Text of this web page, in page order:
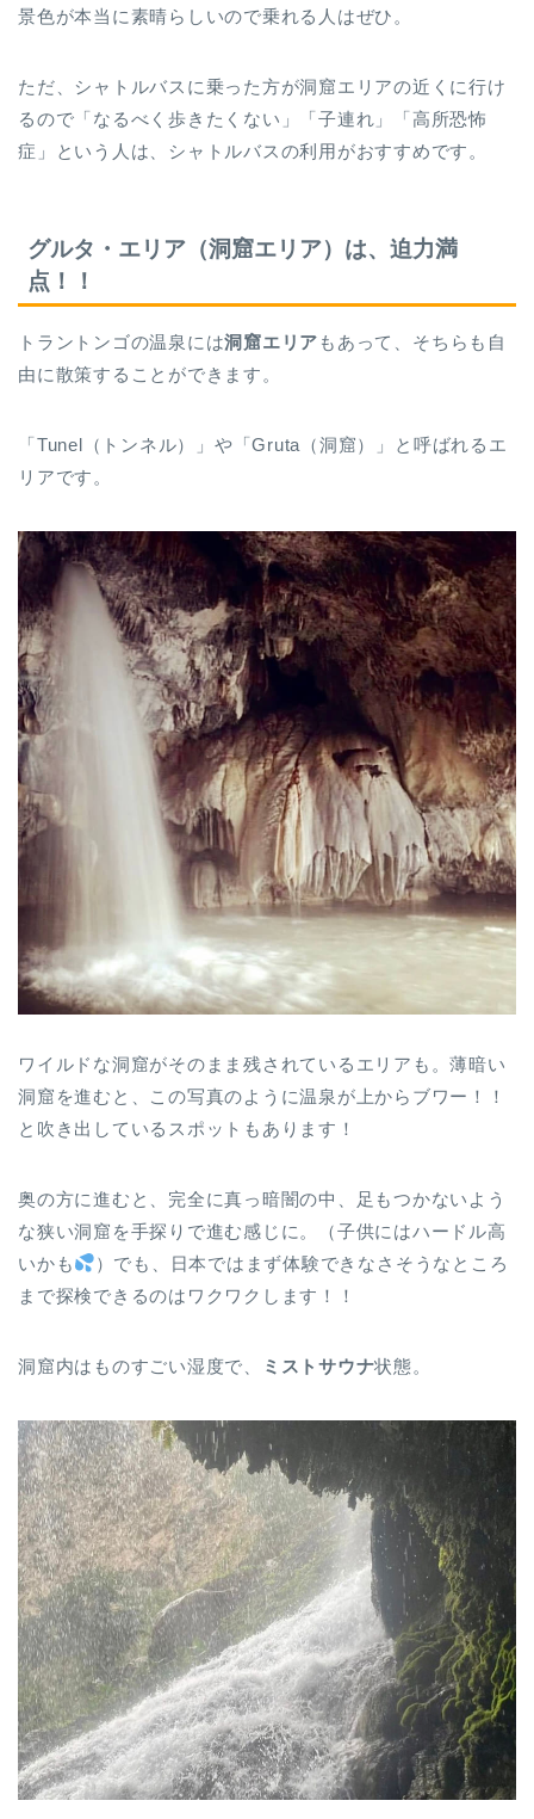
景色が本当に素晴らしいので乗れる人はぜひ。
ただ、シャトルバスに乗った方が洞窟エリアの近くに行け
るので「なるべく歩きたくない」「子連れ」「高所恐怖
症」という人は、シャトルバスの利用がおすすめです。
グルタ・エリア（洞窟エリア）は、迫力満
点！！
トラントンゴの温泉には洞窟エリア もあって、そちらも自
由に散策することができます。
「Tunel（トンネル）」や「Gruta（洞窟）」と呼ばれるエ
リアです。
ワイルドな洞窟がそのまま残されているエリアも。薄暗い
洞窟を進むと、この写真のように温泉が上からブワー！！
と吹き出しているスポットもあります！
奥の方に進むと、完全に真っ暗闇の中、足もつかないよう
な狭い洞窟を手探りで進む感じに。（子供にはハードル高
いかも
）でも、日本ではまず体験できなさそうなところ
まで探検できるのはワクワクします！！
洞窟内はものすごい湿度で、 ミストサウナ状態。